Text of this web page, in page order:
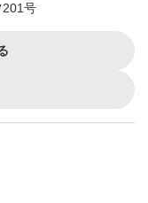
201号